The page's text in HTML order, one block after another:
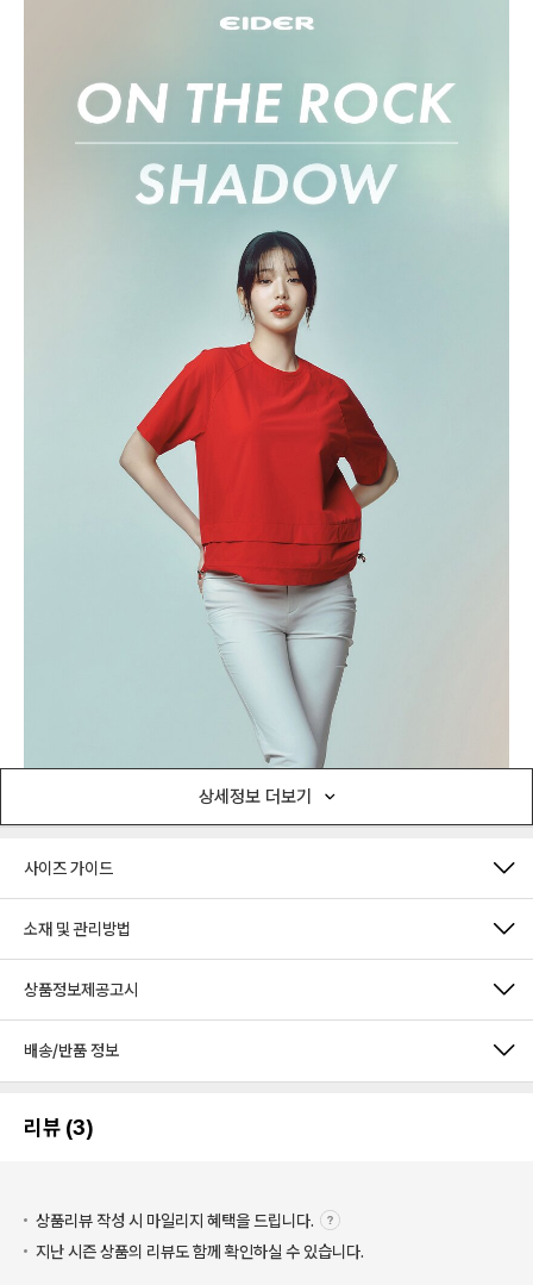
상세정보 더보기
사이즈 가이드
소재 및 관리방법
상품정보제공고시
배송/반품 정보
리뷰 (3)
상품리뷰 작성 시 마일리지 혜택을 드립니다.
지난 시즌 상품의 리뷰도 함께 확인하실 수 있습니다.